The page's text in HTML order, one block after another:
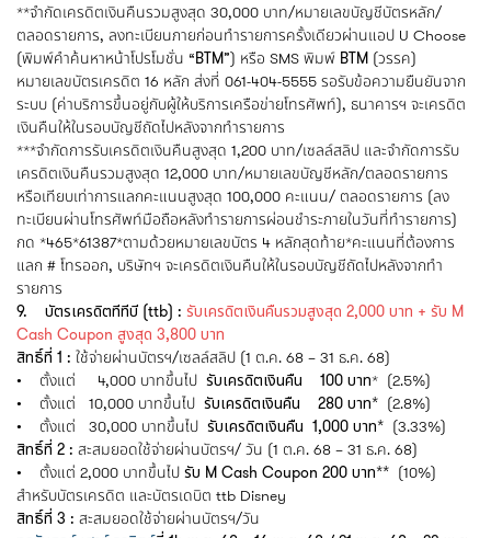
**จำกัดเครดิตเงินคืนรวมสูงสุด 30,000 บาท/หมายเลขบัญชีบัตรหลัก/
ตลอดรายการ, ลงทะเบียนภายก่อนทำรายการครั้งเดียวผ่านแอป U Choose
(พิมพ์คำค้นหาหน้าโปรโมชั่น “BTM”) หรือ SMS พิมพ์ BTM (วรรค)
หมายเลขบัตรเครดิต 16 หลัก ส่งที่ 061-404-5555 รอรับข้อความยืนยันจาก
ระบบ (ค่าบริการขึ้นอยู่กับผู้ให้บริการเครือข่ายโทรศัพท์), ธนาคารฯ จะเครดิต
เงินคืนให้ในรอบบัญชีถัดไปหลังจากทำรายการ
***จำกัดการรับเครดิตเงินคืนสูงสุด 1,200 บาท/เซลล์สลิป และจำกัดการรับ
เครดิตเงินคืนรวมสูงสุด 12,000 บาท/หมายเลขบัญชีหลัก/ตลอดรายการ
หรือเทียบเท่าการแลกคะแนนสูงสุด 100,000 คะแนน/ ตลอดรายการ (ลง
ทะเบียนผ่านโทรศัพท์มือถือหลังทำรายการผ่อนชำระภายในวันที่ทำรายการ)
กด *465*61387*ตามด้วยหมายเลขบัตร 4 หลักสุดท้าย*คะแนนที่ต้องการ
แลก # โทรออก, บริษัทฯ จะเครดิตเงินคืนให้ในรอบบัญชีถัดไปหลังจากทำ
รายการ
9. บัตรเครดิตทีทีบี (ttb) : รับเครดิตเงินคืนรวมสูงสุด 2,000 บาท + รับ M
Cash Coupon สูงสุด 3,800 บาท
สิทธิ์ที่ 1 : ใช้จ่ายผ่านบัตรฯ/เซลล์สลิป (1 ต.ค. 68 – 31 ธ.ค. 68)
• ตั้งแต่ 4,000 บาทขึ้นไป รับเครดิตเงินคืน 100 บาท* (2.5%)
• ตั้งแต่ 10,000 บาทขึ้นไป รับเครดิตเงินคืน 280 บาท* (2.8%)
• ตั้งแต่ 30,000 บาทขึ้นไป รับเครดิตเงินคืน 1,000 บาท* (3.33%)
สิทธิ์ที่ 2 : สะสมยอดใช้จ่ายผ่านบัตรฯ/ วัน (1 ต.ค. 68 – 31 ธ.ค. 68)
• ตั้งแต่ 2,000 บาทขึ้นไป รับ M Cash Coupon 200 บาท** (10%)
สำหรับบัตรเครดิต และบัตรเดบิต ttb Disney
สิทธิ์ที่ 3 : สะสมยอดใช้จ่ายผ่านบัตรฯ/วัน